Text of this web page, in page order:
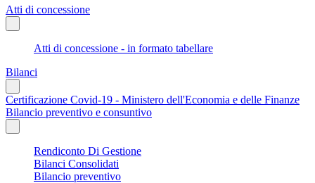
Atti di concessione
Atti di concessione - in formato tabellare
Bilanci
Certificazione Covid-19 - Ministero dell'Economia e delle Finanze
Bilancio preventivo e consuntivo
Rendiconto Di Gestione
Bilanci Consolidati
Bilancio preventivo